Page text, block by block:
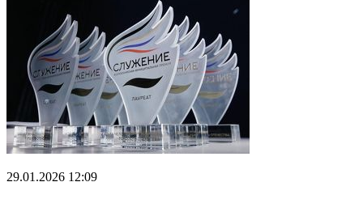
29.01.2026 12:09